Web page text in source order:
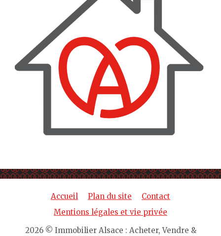
Accueil Plan du site
Contact
Mentions légales et vie privée
2026 © Immobilier Alsace : Acheter, Vendre &